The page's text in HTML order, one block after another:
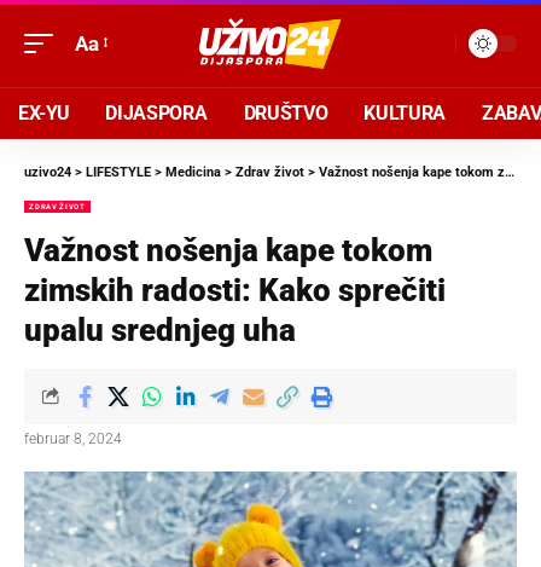
Aa
EX-YU DIJASPORA DRUŠTVO KULTURA
uzivo24 > LIFESTYLE > Medicina > Zdrav život > Važnost nošenja kape tokom zimskih radosti: Kako sprečiti upalu srednjeg uha
ZDRAV ŽIVOT
Važnost nošenja kape tokom
zimskih radosti: Kako sprečiti
upalu srednjeg uha
februar 8, 2024